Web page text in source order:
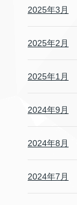
2025年3月
2025年2月
2025年1月
2024年9月
2024年8月
2024年7月